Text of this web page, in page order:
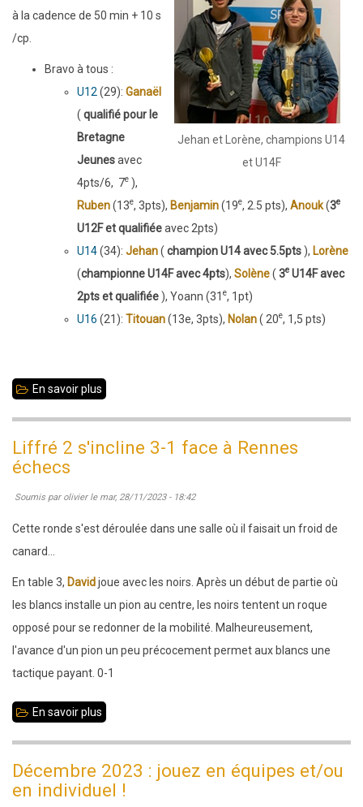
Jehan et Lorène, champions U14
et U14F​​​​
à la cadence de 50 min + 10 s
/cp.
Bravo à tous :
U12 (29): Ganaël
( qualifié pour le
Bretagne
Jeunesavec
4pts/6, 7e ),
Ruben(13e, 3pts), Benjamin(19e, 2.5 pts), Anouk(3e
U12F et qualifiéeavec 2pts)
U14(34): Jehan( champion U14 avec 5.5pts ), Lorène
(championne U14F avec 4pts), Solène( 3e U14F avec
2pts et qualifiée ), Yoann (31 e, 1pt)
U16 (21): Titouan(13e, 3pts), Nolan( 20e, 1,5 pts)
En savoir plus
décembre
:
35
U16
-
Résultats
Liffré 2 s'incline 3-1 face à Rennes
échecs
Soumis par olivierle mar, 28/11/2023 - 18:42
Cette ronde s'est déroulée dans une salle où il faisait un froid de
canard...
En table 3, Davidjoue avec les noirs. Après un début de partie où
les blancs installe un pion au centre, les noirs tentent un roque
opposé pour se redonner de la mobilité. Malheureusement,
l'avance d'un pion un peu précocement permet aux blancs une
tactique payant. 0-1
En savoir plus
s'incline
Décembre 2023 : jouez en équipes et/ou
en individuel !